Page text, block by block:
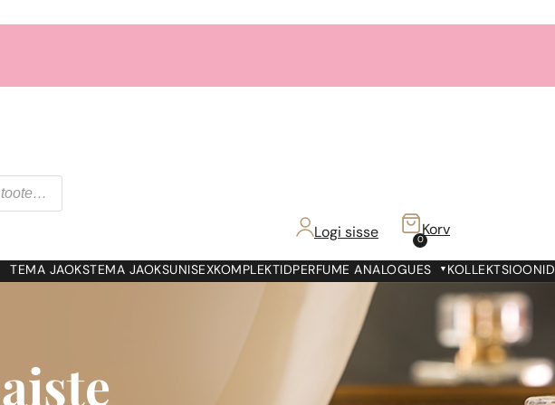
Logi sisse 0
Korv
TEMA JAOKSTEMA JAOKSUNISEXKOMPLEKTIDPERFUME ANALOGUES KOLLEKTSIOONID